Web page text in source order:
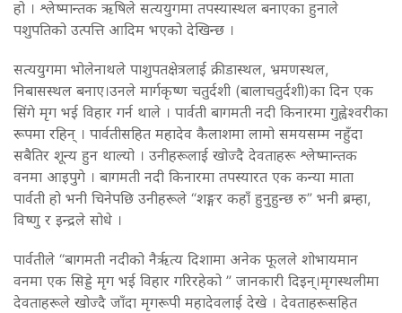
हो । श्लेष्मान्तक ऋषिले सत्ययुगमा तपस्यास्थल बनाएका हुनाले
पशुपतिको उत्पत्ति आदिम भएको देखिन्छ ।
सत्ययुगमा भोलेनाथले पाशुपतक्षेत्रलाई क्रीडास्थल, भ्रमणस्थल,
निबासस्थल बनाए।उनले मार्गकृष्ण चतुर्दशी (बालाचतुर्दशी)का दिन एक
सिंगे मृग भई विहार गर्न थाले । पार्वती बागमती नदी किनारमा गुह्वेश्वरीका
रूपमा रहिन् । पार्वतीसहित महादेव कैलाशमा लामो समयसम्म नहुँदा
सबैतिर शून्य हुन थाल्यो । उनीहरूलाई खोज्दै देवताहरू श्लेष्मान्तक
वनमा आइपुगे । बागमती नदी किनारमा तपस्यारत एक कन्या माता
पार्वती हो भनी चिनेपछि उनीहरूले “शङ्गर कहाँ हुनुहुन्छ रु” भनी ब्रम्हा,
विष्णु र इन्द्रले सोधे ।
पार्वतीले “बागमती नदीको नैर्ऋत्य दिशामा अनेक फूलले शोभायमान
वनमा एक सिड्डे मृग भई विहार गरिरहेको ” जानकारी दिइन्।मृगस्थलीमा
देवताहरूले खोज्दै जाँदा मृगरूपी महादेवलाई देखे । देवताहरूसहित